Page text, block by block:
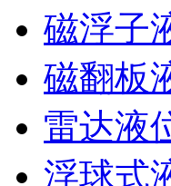
磁浮子
磁翻板
雷达液
浮球式